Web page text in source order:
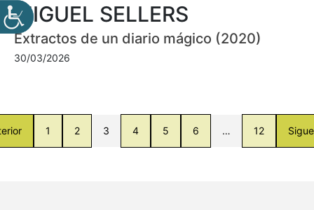
MIGUEL SELLERS
Extractos de un diario mágico (2020)
30/03/2026
1 2 3 4 5 6 … 12